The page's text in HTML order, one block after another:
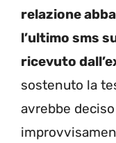
relazione
l’ultimo sms
ricevuto
sostenuto la
avrebbe